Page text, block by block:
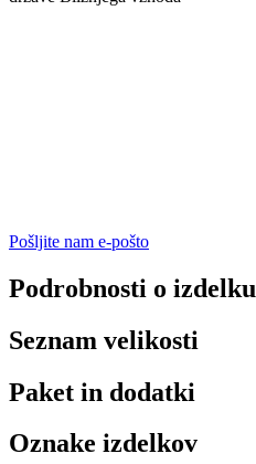
Pošljite nam e-pošto
Podrobnosti o izdelku
Seznam velikosti
Paket in dodatki
Oznake izdelkov